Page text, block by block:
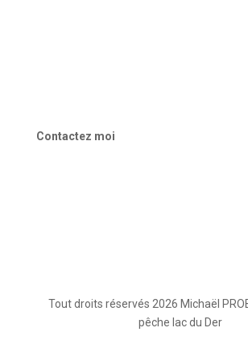
Contactez moi
Tout droits réservés 2026 Michaël
pêche lac du Der